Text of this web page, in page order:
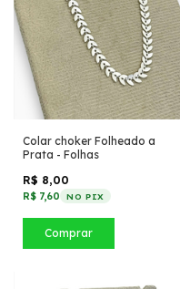
Colar choker Folheado a
Prata - Folhas
R$ 8,00
R$ 7,60 NO PIX
Comprar